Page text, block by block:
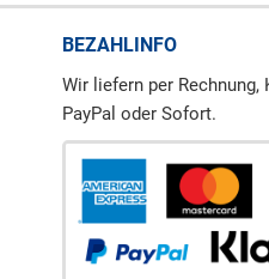
BEZAHLINFO
Wir liefern per Rechnung,
PayPal oder Sofort.